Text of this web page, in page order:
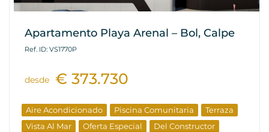
Apartamento Playa Arenal – Bol, Calpe
Ref. ID: VS1770P
desde € 373.730
Aire Acondicionado Piscina Comunitaria
Terraza
Vista Al Mar
Oferta Especial Del Constructor